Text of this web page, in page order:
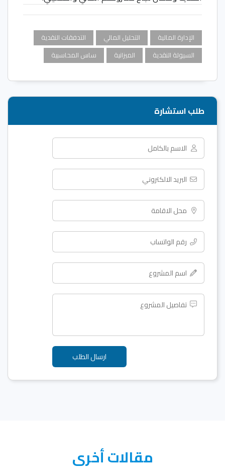
الإدارة المالية التحليل المالي
التدفقات النقدية
السيولة النقدية
الميزانية ساس المحاسبية
طلب استشارة
مقالات أخرى